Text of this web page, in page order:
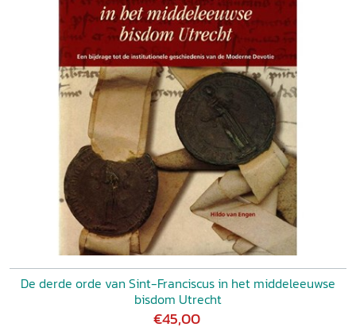
De derde orde van Sint-Franciscus in het middeleeuwse
bisdom Utrecht
€45,00